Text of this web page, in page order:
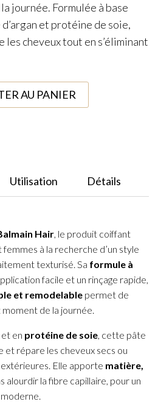
journée. Formulée à base
d’argan et protéine de soie,
cheveux tout en s’éliminant
AU PANIER
Utilisation Détails
Hair, le produit coiffant
à la recherche d’un style
texturisé. Sa formule à
facile et un rinçage rapide,
et remodelable permet de
de la journée.
et en protéine de soie, cette pâte
répare les cheveux secs ou
Elle apporte matière,
alourdir la fibre capillaire, pour un